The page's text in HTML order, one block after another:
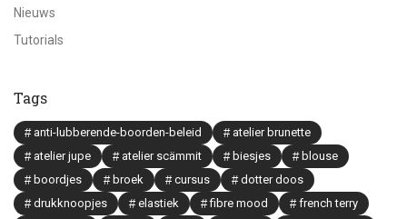
Nieuws
Tutorials
Tags
anti-lubberende-boorden-beleid
atelier brunette
atelier jupe
atelier scämmit biesjes
blouse
boordjes
broek cursus
dotter doos
drukknoopjes
elastiek fibre mood
french terry